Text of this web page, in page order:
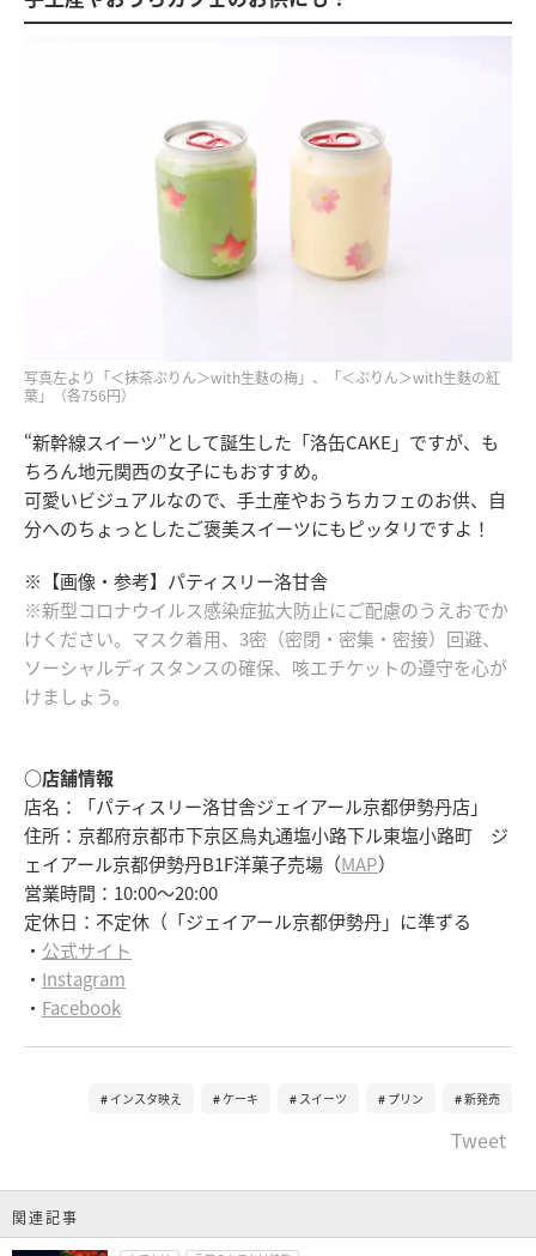
写真左より「＜抹茶ぷりん＞with生麩の梅」、「＜ぷりん＞with生麩の紅
葉」（各756円）
“新幹線スイーツ”として誕生した「洛缶CAKE」ですが、も
ちろん地元関西の女子にもおすすめ。
可愛いビジュアルなので、手土産やおうちカフェのお供、自
分へのちょっとしたご褒美スイーツにもピッタリですよ！
※【画像・参考】パティスリー洛甘舎
※新型コロナウイルス感染症拡大防止にご配慮のうえおでか
けください。マスク着用、3密（密閉・密集・密接）回避、
ソーシャルディスタンスの確保、咳エチケットの遵守を心が
けましょう。
○店舗情報
店名：「パティスリー洛甘舎ジェイアール京都伊勢丹店」
住所：京都府京都市下京区烏丸通塩小路下ル東塩小路町 ジ
ェイアール京都伊勢丹B1F洋菓子売場（MAP）
営業時間：10:00～20:00
定休日：不定休（「ジェイアール京都伊勢丹」に準ずる
・ 公式サイト
・ Instagram
・ Facebook
インスタ映え ケーキ スイーツ プリン 新発売
Tweet
関連記事